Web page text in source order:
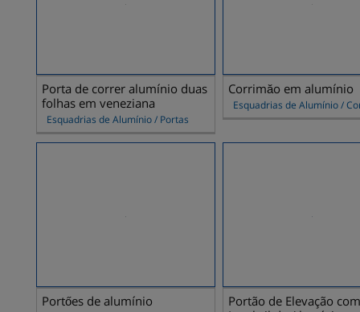
Porta de correr alumínio duas
folhas em veneziana
Esquadrias de Alumínio / Portas
Corrimăo em alumínio
Esquadrias de Alumínio /
Portőes de alumínio
Portão de Elevação